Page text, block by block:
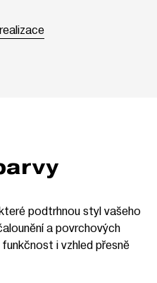
podtrhnou styl vašeho
a povrchových
i vzhled přesně